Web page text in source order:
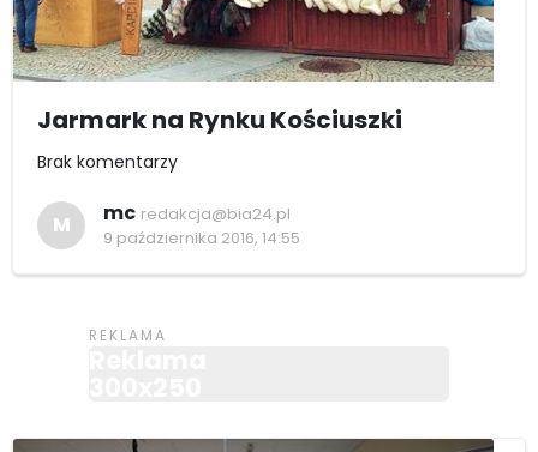
Jarmark na Rynku Kościuszki
Brak komentarzy
M mc redakcja@bia24.pl
9 października 2016, 14:55